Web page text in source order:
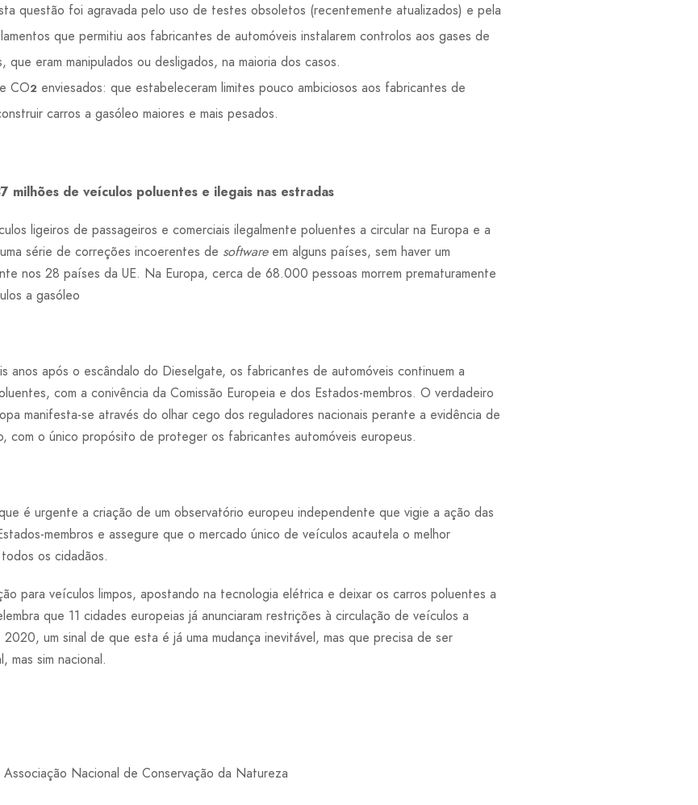
questão foi agravada pelo uso de testes obsoletos (recentemente atualizados) e pela
que permitiu aos fabricantes de automóveis instalarem controlos aos gases de
eram manipulados ou desligados, na maioria dos casos.
CO2 enviesados: que estabeleceram limites pouco ambiciosos aos fabricantes de
carros a gasóleo maiores e mais pesados.
milhões de veículos poluentes e ilegais nas estradas
ligeiros de passageiros e comerciais ilegalmente poluentes a circular na Europa e a
série de correções incoerentes de softwareem alguns países, sem haver um
nos 28 países da UE. Na Europa, cerca de 68.000 pessoas morrem prematuramente
a gasóleo
anos após o escândalo do Dieselgate, os fabricantes de automóveis continuem a
com a conivência da Comissão Europeia e dos Estados-membros. O verdadeiro
manifesta-se através do olhar cego dos reguladores nacionais perante a evidência de
com o único propósito de proteger os fabricantes automóveis europeus.
é urgente a criação de um observatório europeu independente que vigie a ação das
membros e assegure que o mercado único de veículos acautela o melhor
os cidadãos.
para veículos limpos, apostando na tecnologia elétrica e deixar os carros poluentes a
que 11 cidades europeias já anunciaram restrições à circulação de veículos a
um sinal de que esta é já uma mudança inevitável, mas que precisa de ser
mas sim nacional.
Nacional de Conservação da Natureza